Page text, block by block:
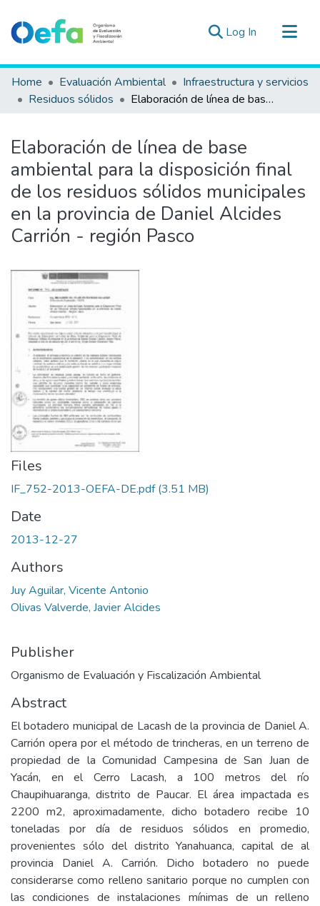
Log In (current)
Communities & Collections
All of DSpace
Estad. Externas
Guias ▾
Home Evaluación Ambiental
Infraestructura y servicios
Residuos sólidos
Elaboración de línea de base ambiental para la disposición final de los residuos sólidos municipales en la provincia de Daniel Alcides Carrión - región Pasco
Elaboración de línea de base
ambiental para la disposición final
de los residuos sólidos municipales
en la provincia de Daniel Alcides
Carrión - región Pasco
Files
IF_752-2013-OEFA-DE.pdf(3.51 MB)
Date
2013-12-27
Authors
Juy Aguilar, Vicente Antonio
Olivas Valverde, Javier Alcides
Publisher
Organismo de Evaluación y Fiscalización Ambiental
Abstract
El botadero municipal de Lacash de la provincia de Daniel A.
Carrión opera por el método de trincheras, en un terreno de
propiedad de la Comunidad Campesina de San Juan de
Yacán, en el Cerro Lacash, a 100 metros del río
Chaupihuaranga, distrito de Paucar. El área impactada es
2200 m2, aproximadamente, dicho botadero recibe 10
toneladas por día de residuos sólidos en promedio,
provenientes sólo del distrito Yanahuanca, capital de al
provincia Daniel A. Carrión. Dicho botadero no puede
considerarse como relleno sanitario porque no cumplen con
las condiciones de instalaciones mínimas de un relleno